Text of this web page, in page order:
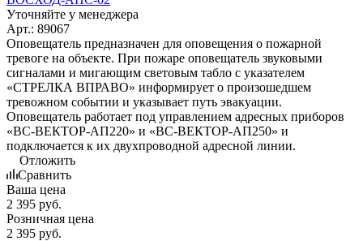
Уточняйте у менеджера
Арт.: 89067
Оповещатель предназначен для оповещения о пожарной
тревоге на объекте. При пожаре оповещатель звуковыми
сигналами и мигающим световым табло с указателем
«СТРЕЛКА ВПРАВО» информирует о произошедшем
тревожном событии и указывает путь эвакуации.
Оповещатель работает под управлением адресных приборов
«ВС-ВЕКТОР-АП220» и «ВС-ВЕКТОР-АП250» и
подключается к их двухпроводной адресной линии.
Отложить
Сравнить
Ваша цена
2 395 руб.
Розничная цена
2 395 руб.